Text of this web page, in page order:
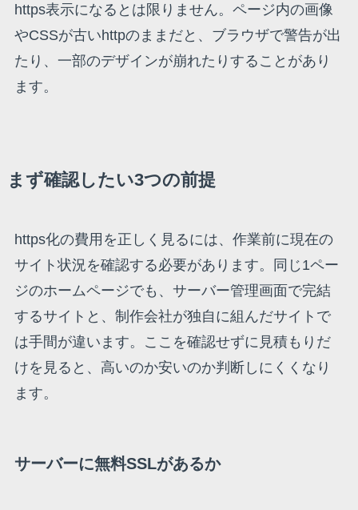
https表示になるとは限りません。ページ内の画像
やCSSが古いhttpのままだと、ブラウザで警告が出
たり、一部のデザインが崩れたりすることがあり
ます。
まず確認したい3つの前提
https化の費用を正しく見るには、作業前に現在の
サイト状況を確認する必要があります。同じ1ペー
ジのホームページでも、サーバー管理画面で完結
するサイトと、制作会社が独自に組んだサイトで
は手間が違います。ここを確認せずに見積もりだ
けを見ると、高いのか安いのか判断しにくくなり
ます。
サーバーに無料SSLがあるか